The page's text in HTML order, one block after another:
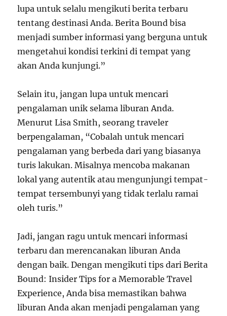
lupa untuk selalu mengikuti berita terbaru
tentang destinasi Anda. Berita Bound bisa
menjadi sumber informasi yang berguna untuk
mengetahui kondisi terkini di tempat yang
akan Anda kunjungi.”
Selain itu, jangan lupa untuk mencari
pengalaman unik selama liburan Anda.
Menurut Lisa Smith, seorang traveler
berpengalaman, “Cobalah untuk mencari
pengalaman yang berbeda dari yang biasanya
turis lakukan. Misalnya mencoba makanan
lokal yang autentik atau mengunjungi tempat-
tempat tersembunyi yang tidak terlalu ramai
oleh turis.”
Jadi, jangan ragu untuk mencari informasi
terbaru dan merencanakan liburan Anda
dengan baik. Dengan mengikuti tips dari Berita
Bound: Insider Tips for a Memorable Travel
Experience, Anda bisa memastikan bahwa
liburan Anda akan menjadi pengalaman yang